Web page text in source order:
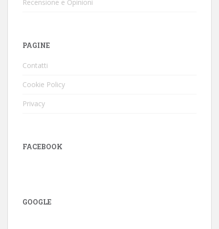
Recensione e Opinioni
PAGINE
Contatti
Cookie Policy
Privacy
FACEBOOK
GOOGLE